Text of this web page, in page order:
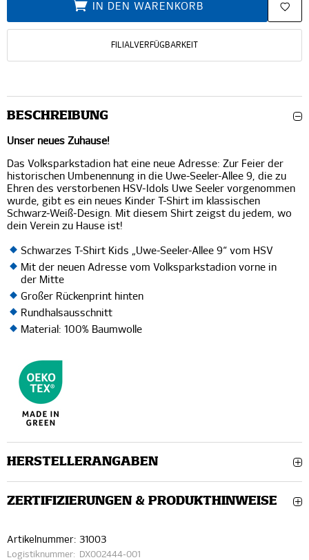
IN DEN WARENKORB
FILIALVERFÜGBARKEIT
BESCHREIBUNG
Unser neues Zuhause!
Das Volksparkstadion hat eine neue Adresse: Zur Feier der
historischen Umbenennung in die Uwe-Seeler-Allee 9, die zu
Ehren des verstorbenen HSV-Idols Uwe Seeler vorgenommen
wurde, gibt es ein neues Kinder T-Shirt im klassischen
Schwarz-Weiß-Design. Mit diesem Shirt zeigst du jedem, wo
dein Verein zu Hause ist!
Schwarzes T-Shirt Kids „Uwe-Seeler-Allee 9“ vom HSV
Mit der neuen Adresse vom Volksparkstadion vorne in
der Mitte
Großer Rückenprint hinten
Rundhalsausschnitt
Material: 100% Baumwolle
HERSTELLERANGABEN
ZERTIFIZIERUNGEN & PRODUKTHINWEISE
Artikelnummer: 31003
Logistiknummer: DX002444-001